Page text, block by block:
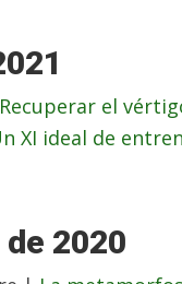
Recuperar el
XI ideal de
2020